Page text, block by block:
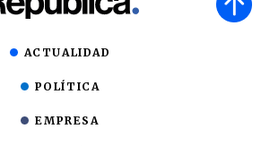
ACTUALIDAD
POLÍTICA
EMPRESA